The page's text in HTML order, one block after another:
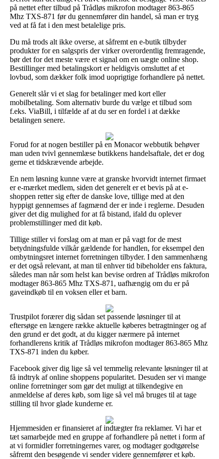
på nettet efter tilbud på Trådløs mikrofon modtager 863-865
Mhz TXS-871 før du gennemfører din handel, så man er tryg
ved at få fat i den mest betalelige pris.
Du må trods alt ikke overse, at såfremt en e-butik tilbyder
produkter for en salgspris der virker overordentlig fremragende,
bør det for det meste være et signal om en uægte online shop.
Bestillinger med betalingskort er heldigvis omsluttet af et
lovbud, som dækker folk imod uoprigtige forhandlere på nettet.
Generelt slår vi et slag for betalinger med kort eller
mobilbetaling. Som alternativ burde du vælge et tilbud som
f.eks. ViaBill, i tilfælde af at du ser en fordel i at dække
betalingen senere.
Forud for at nogen bestiller på en Monacor webbutik behøver
man uden tvivl gennemlæse butikkens handelsaftale, det er dog
gerne et tidskrævende arbejde.
En nem løsning kunne være at granske hvorvidt internet firmaet
er e-mærket medlem, siden det generelt er et bevis på at e-
shoppen retter sig efter de danske love, tillige med at den
hyppigt gennemses af fagmænd der er inde i reglerne. Desuden
giver det dig mulighed for at få bistand, ifald du oplever
problemstillinger med dit køb.
Tillige stiller vi forslag om at man er på vagt for de mest
betydningsfulde vilkår gældende for handlen, for eksempel den
ombytningsret internet forretningen tilbyder. I den sammenhæng
er det også relevant, at man til enhver tid bibeholder ens faktura,
således man når som helst kan bevise ordren af Trådløs mikrofon
modtager 863-865 Mhz TXS-871, uafhængig om du er på
gaveindkøb til en voksen eller et barn.
Trustpilot forærer dig sådan set passende løsninger til at
eftersøge en længere række aktuelle køberes betragtninger og af
den grund er det godt, at du kigger nærmere på internet
forhandlerens kritik af Trådløs mikrofon modtager 863-865 Mhz
TXS-871 inden du køber.
Facebook giver dig lige så vel temmelig relevante løsninger til at
få indtryk af online shoppens popularitet. Desuden ser vi mange
online forretninger som gør det muligt at tilkendegive en
anmeldelse af deres køb, som lige så vel må bruges til at tage
stilling til hvor glade kunderne er.
Hjemmesiden er finansieret af indtægter fra reklamer. Vi har et
tæt samarbejde med en gruppe af forhandlere på nettet i form af
at vi formidler forretningernes varer, og modtager godtgørelse
såfremt den besøgende vi sender videre gennemfører et køb.